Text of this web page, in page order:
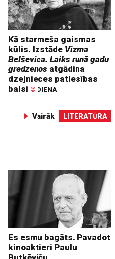
Kā starmeša gaismas
kūlis. Izstāde Vizma
Belševica. Laiks runā gadu
gredzenos atgādina
dzejnieces patiesības
balsi © DIENA
Vairāk LITERATŪRA
Es esmu bagāts. Pavadot
kinoaktieri Paulu
Butkēviču